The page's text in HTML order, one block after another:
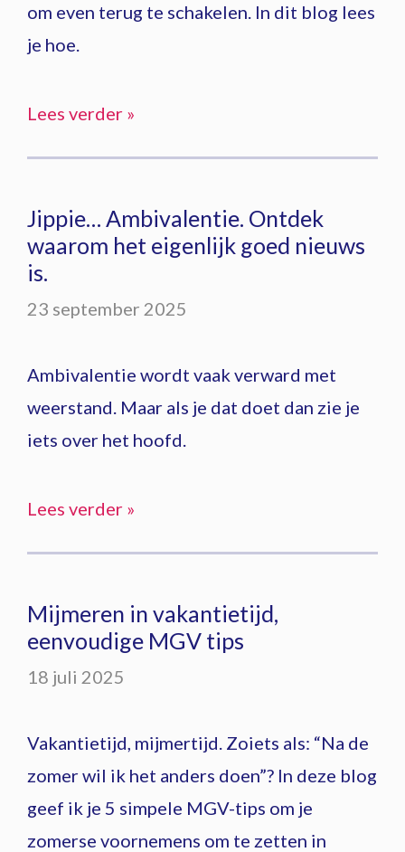
om even terug te schakelen. In dit blog lees
je hoe.
Lees verder »
Jippie… Ambivalentie. Ontdek
waarom het eigenlijk goed nieuws
is.
23 september 2025
Ambivalentie wordt vaak verward met
weerstand. Maar als je dat doet dan zie je
iets over het hoofd.
Lees verder »
Mijmeren in vakantietijd,
eenvoudige MGV tips
18 juli 2025
Vakantietijd, mijmertijd. Zoiets als: “Na de
zomer wil ik het anders doen”? In deze blog
geef ik je 5 simpele MGV-tips om je
zomerse voornemens om te zetten in